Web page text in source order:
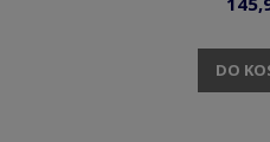
DO